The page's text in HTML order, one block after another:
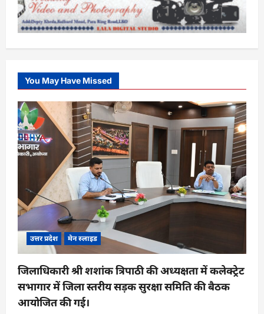
You May Have Missed
उत्तर प्रदेश मेन स्लाइड
जिलाधिकारी श्री शशांक त्रिपाठी की अध्यक्षता में कलेक्ट्रेट
सभागार में जिला स्तरीय सड़क सुरक्षा समिति की बैठक
आयोजित की गई।